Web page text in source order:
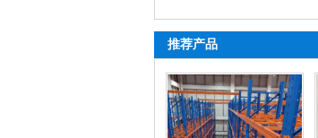
推荐产品